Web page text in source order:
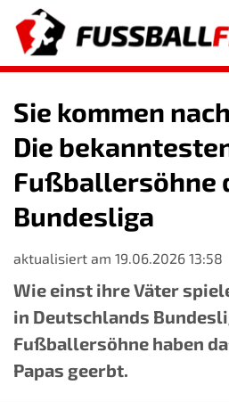
Sie kommen
Die
Fußballersöhne
Bundesliga
aktualisiert am 19.06.2026 13:58
Wie einst ihre Väter
in Deutschlands
Fußballersöhne haben
Papas geerbt.